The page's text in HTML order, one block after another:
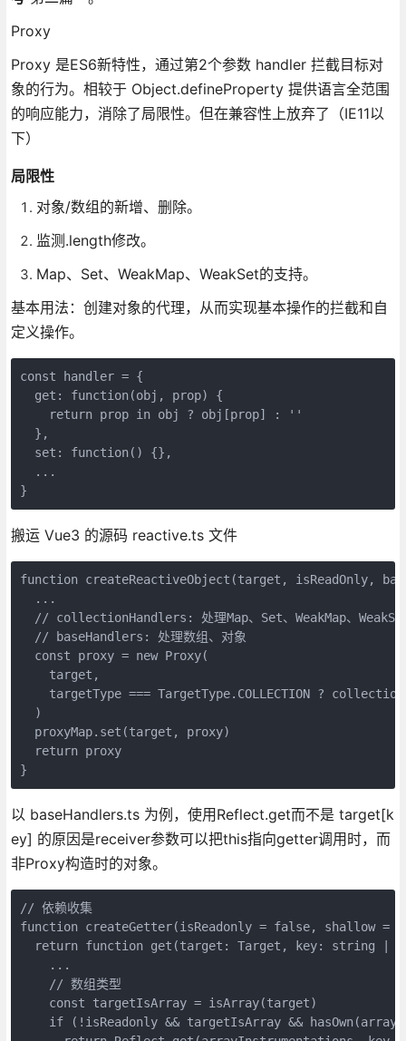
Proxy
Proxy 是ES6新特性，通过第2个参数 handler 拦截目标对
象的行为。相较于 Object.defineProperty 提供语言全范围
的响应能力，消除了局限性。但在兼容性上放弃了（IE11以
下）
局限性
对象/数组的新增、删除。
监测.length修改。
Map、Set、WeakMap、WeakSet的支持。
基本用法：创建对象的代理，从而实现基本操作的拦截和自
定义操作。
const handler = {
  get: function(obj, prop) {
    return prop in obj ? obj[prop] : ''
  },
  set: function() {},
  ...
}
搬运 Vue3 的源码 reactive.ts 文件
function createReactiveObject(target, isReadOnly,
  ...
// collectionHandlers: 处理Map、Set、WeakMap、
  // baseHandlers: 处理数组、对象
  const proxy = new Proxy(
    target,
targetType === TargetType.COLLECTION ?
  )
  proxyMap.set(target, proxy)
  return proxy
}
以 baseHandlers.ts 为例，使用Reflect.get而不是 target[k
ey] 的原因是receiver参数可以把this指向getter调用时，而
非Proxy构造时的对象。
// 依赖收集
function createGetter(isReadonly = false, shallow =
return function get(target: Target, key: string |
    ...
    // 数组类型
    const targetIsArray = isArray(target)
if (!isReadonly && targetIsArray &&